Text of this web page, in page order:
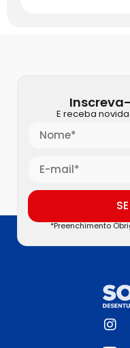
E receba
*Preenchimento